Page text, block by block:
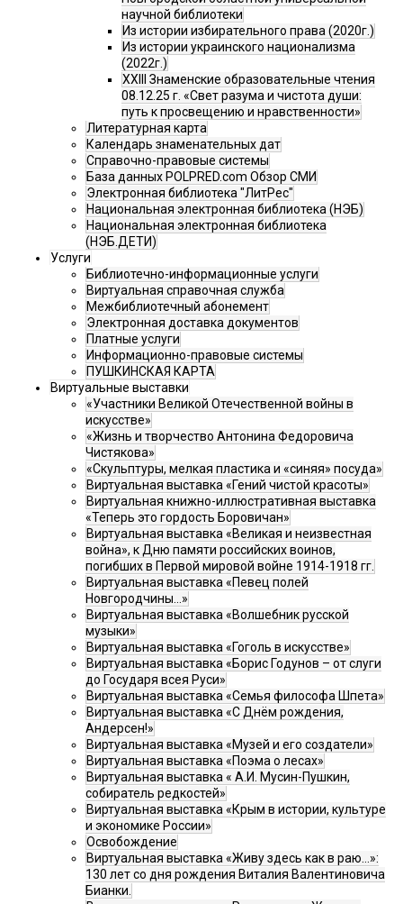
научной библиотеки
Из истории избирательного права (2020г.)
Из истории украинского национализма
(2022г.)
XXIII Знаменские образовательные чтения
08.12.25 г. «Свет разума и чистота души:
путь к просвещению и нравственности»
Литературная карта
Календарь знаменательных дат
Справочно-правовые системы
База данных POLPRED.com Обзор СМИ
Электронная библиотека "ЛитРес"
Национальная электронная библиотека (НЭБ)
Национальная электронная библиотека
(НЭБ.ДЕТИ)
Услуги
Библиотечно-информационные услуги
Виртуальная справочная служба
Межбиблиотечный абонемент
Электронная доставка документов
Платные услуги
Информационно-правовые системы
ПУШКИНСКАЯ КАРТА
Виртуальные выставки
«Участники Великой Отечественной войны в
искусстве»
«Жизнь и творчество Антонина Федоровича
Чистякова»
«Скульптуры, мелкая пластика и «синяя» посуда»
Виртуальная выставка «Гений чистой красоты»
Виртуальная книжно-иллюстративная выставка
«Теперь это гордость Боровичан»
Виртуальная выставка «Великая и неизвестная
война», к Дню памяти российских воинов,
погибших в Первой мировой войне 1914-1918 гг.
Виртуальная выставка «Певец полей
Новгородчины…»
Виртуальная выставка «Волшебник русской
музыки»
Виртуальная выставка «Гоголь в искусстве»
Виртуальная выставка «Борис Годунов – от слуги
до Государя всея Руси»
Виртуальная выставка «Семья философа Шпета»
Виртуальная выставка «С Днём рождения,
Андерсен!»
Виртуальная выставка «Музей и его создатели»
Виртуальная выставка «Поэма о лесах»
Виртуальная выставка « А.И. Мусин-Пушкин,
собиратель редкостей»
Виртуальная выставка «Крым в истории, культуре
и экономике России»
Освобождение
Виртуальная выставка «Живу здесь как в раю…»:
130 лет со дня рождения Виталия Валентиновича
Бианки.